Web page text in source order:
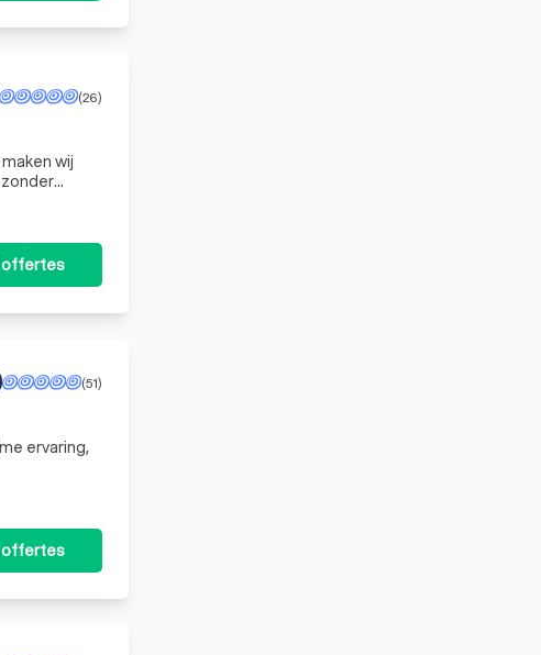
(26)
wij
offertes
(51)
ervaring,
offertes